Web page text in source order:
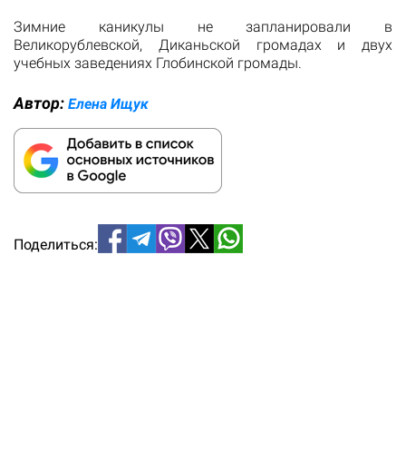
Зимние каникулы не запланировали в
Великорублевской, Диканьской громадах и двух
учебных заведениях Глобинской громады.
Автор: Елена Ищук
Поделиться: